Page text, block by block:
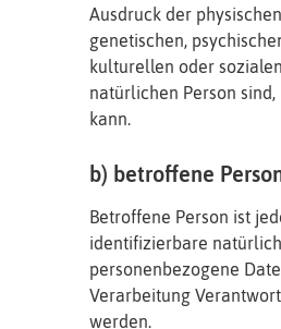
Ausdruck der
genetischen,
kulturellen oder
natürlichen Person
kann.
b) betroffene
Betroffene Person ist
identifizierbare
personenbezogene
Verarbeitung
werden.